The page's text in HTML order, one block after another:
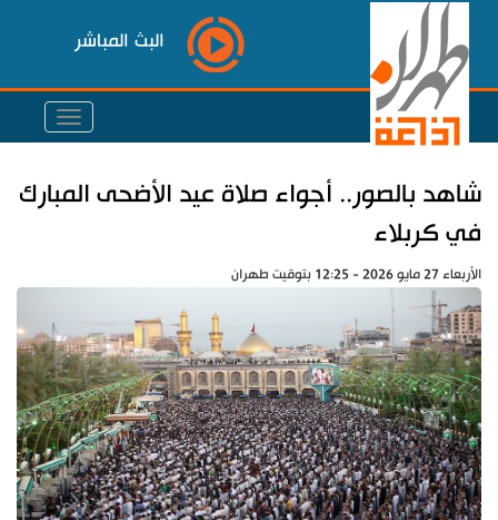
البث المباشر
شاهد بالصور.. أجواء صلاة عيد الأضحى المبارك
في كربلاء
الأربعاء 27 مايو 2026 - 12:25 بتوقيت طهران